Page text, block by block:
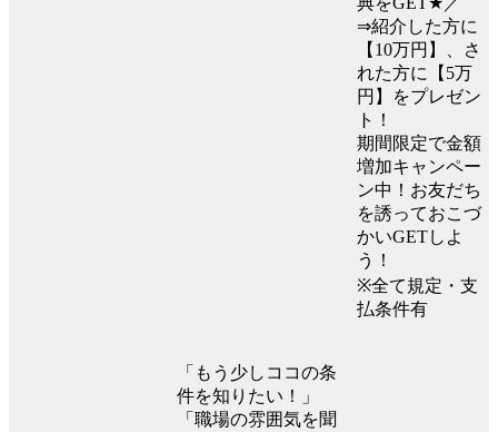
⇒紹介した方に
【10万円】、さ
れた方に【5万
円】をプレゼン
ト！
期間限定で金額
増加キャンペー
ン中！お友だち
を誘っておこづ
かいGETしよ
う！
※全て規定・支
払条件有
「もう少しココの条
件を知りたい！」
「職場の雰囲気を聞